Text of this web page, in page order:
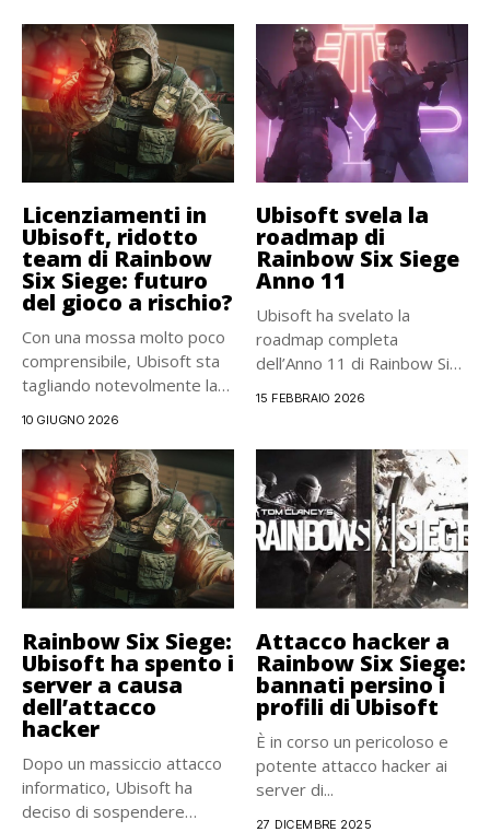
Licenziamenti in
Ubisoft, ridotto
team di Rainbow
Six Siege: futuro
del gioco a rischio?
Con una mossa molto poco
comprensibile, Ubisoft sta
tagliando notevolmente la
10 GIUGNO 2026
Ubisoft svela la
roadmap di
Rainbow Six Siege
Anno 11
Ubisoft ha svelato la
roadmap completa
dell’Anno 11 di Rainbow Six
15 FEBBRAIO 2026
Rainbow Six Siege:
Ubisoft ha spento i
server a causa
dell’attacco
hacker
Dopo un massiccio attacco
informatico, Ubisoft ha
deciso di sospendere
Attacco hacker a
Rainbow Six Siege:
bannati persino i
profili di Ubisoft
È in corso un pericoloso e
potente attacco hacker ai
server di...
27 DICEMBRE 2025